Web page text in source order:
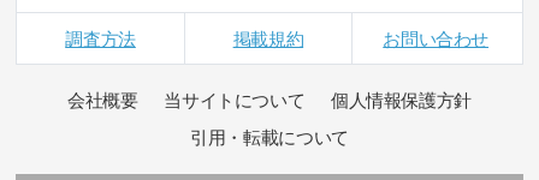
調査方法 掲載規約 お問い合わせ
会社概要 当サイトについて
個人情報保護方針
引用・転載について